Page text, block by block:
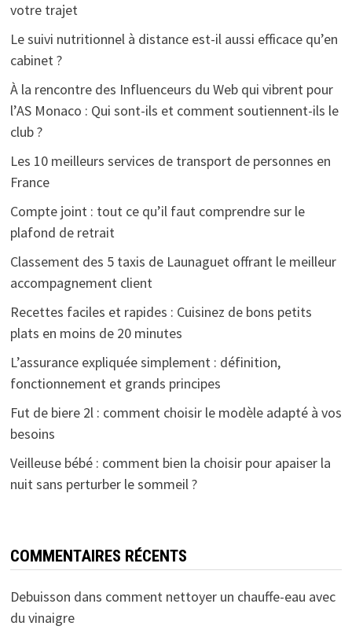
votre trajet
Le suivi nutritionnel à distance est-il aussi efficace qu’en
cabinet ?
À la rencontre des Influenceurs du Web qui vibrent pour
l’AS Monaco : Qui sont-ils et comment soutiennent-ils le
club ?
Les 10 meilleurs services de transport de personnes en
France
Compte joint : tout ce qu’il faut comprendre sur le
plafond de retrait
Classement des 5 taxis de Launaguet offrant le meilleur
accompagnement client
Recettes faciles et rapides : Cuisinez de bons petits
plats en moins de 20 minutes
L’assurance expliquée simplement : définition,
fonctionnement et grands principes
Fut de biere 2l : comment choisir le modèle adapté à vos
besoins
Veilleuse bébé : comment bien la choisir pour apaiser la
nuit sans perturber le sommeil ?
COMMENTAIRES RÉCENTS
Debuisson dans comment nettoyer un chauffe-eau avec
du vinaigre